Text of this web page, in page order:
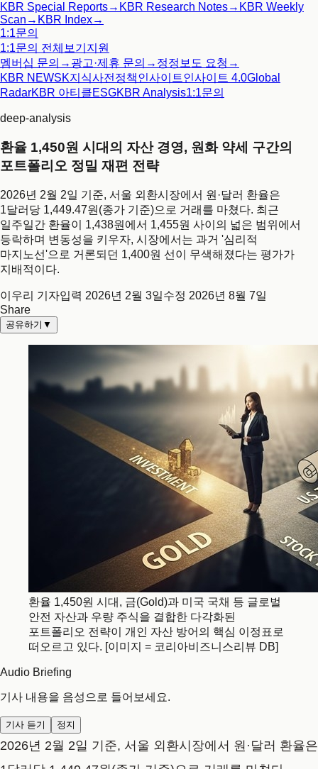
KBR Special Reports→ KBR Research Notes→ KBR Weekly
Scan → KBR Index→
1:1문의
1:1문의 전체보기 지원
멤버십 문의 → 광고·제휴 문의 → 정정보도 요청 →
KBR NEWSK지식사전 정책인사이트인사이트 4.0Global
RadarKBR 아티클ESGKBR Analysis1:1문의
deep-analysis
환율 1,450원 시대의 자산 경영, 원화 약세 구간의
포트폴리오 정밀 재편 전략
2026년 2월 2일 기준, 서울 외환시장에서 원·달러 환율은
1달러당 1,449.47원(종가 기준)으로 거래를 마쳤다. 최근
일주일간 환율이 1,438원에서 1,455원 사이의 넓은 범위에서
등락하며 변동성을 키우자, 시장에서는 과거 '심리적
마지노선'으로 거론되던 1,400원 선이 무색해졌다는 평가가
지배적이다.
이우리 기자입력 2026년 2월 3일수정 2026년 8월 7일
Share
공유하기 ▼
환율 1,450원 시대, 금(Gold)과 미국 국채 등 글로벌
안전 자산과 우량 주식을 결합한 다각화된
포트폴리오 전략이 개인 자산 방어의 핵심 이정표로
떠오르고 있다. [이미지 = 코리아비즈니스리뷰 DB]
Audio Briefing
기사 내용을 음성으로 들어보세요.
기사 듣기 정지
2026년 2월 2일 기준, 서울 외환시장에서 원·달러 환율은